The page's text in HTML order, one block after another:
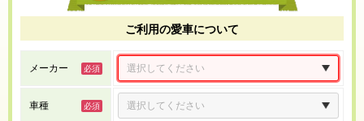
ご利用の愛車について
メーカー
車種